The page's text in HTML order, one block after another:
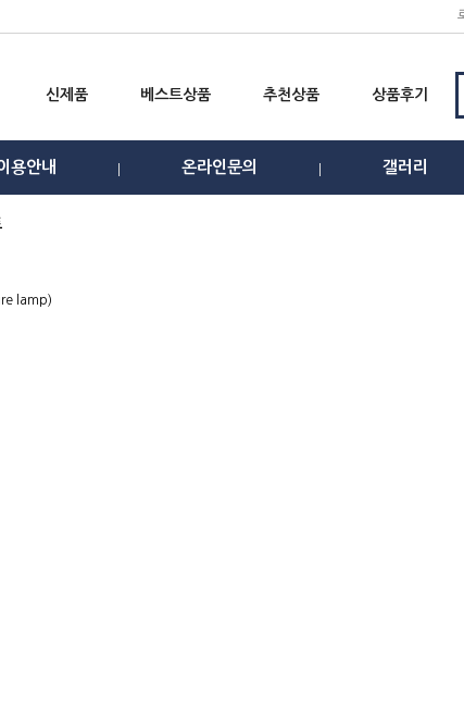
신제품 베스트상품 추천상품 상품후기
용안내 온라인문의 갤러리
lamp)